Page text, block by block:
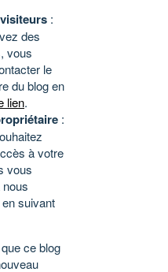
:
des
vous
le
du blog en
lien.
:
à votre
vous
suivant
ce blog